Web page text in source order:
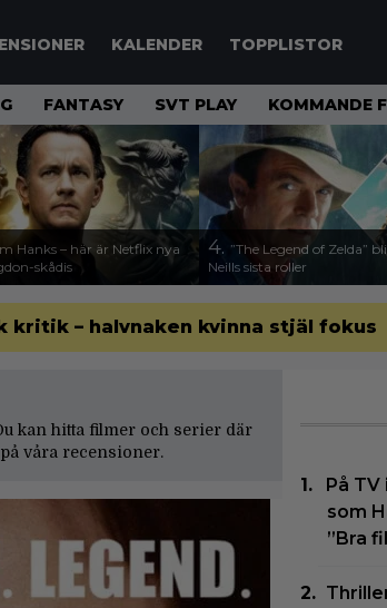
KALENDER TOPPLISTOR
FANTASY SVT PLAY KOMMANDE
Hanks – här är Netflix nya
skådis
4. ”The Legend of Zelda”
Neills sista roller
kritik – halvnaken kvinna stjäl fokus
kan hitta filmer och serier där
våra recensioner.
På
som
”Bra